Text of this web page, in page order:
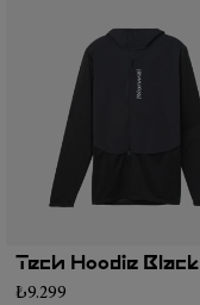
Tech Hoodie Black
₺9.299